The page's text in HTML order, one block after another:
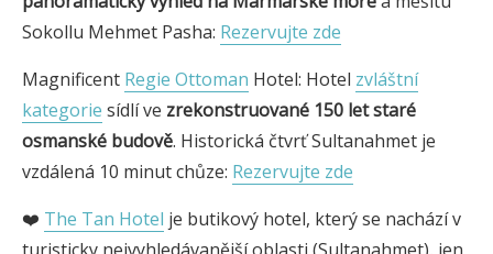
Sokollu Mehmet Pasha: Rezervujte zde
Magnificent Regie Ottoman Hotel: Hotel zvláštní
kategorie sídlí ve zrekonstruované 150 let staré
osmanské budově. Historická čtvrť Sultanahmet je
vzdálená 10 minut chůze: Rezervujte zde
❤️ The Tan Hotel je butikový hotel, který se nachází v